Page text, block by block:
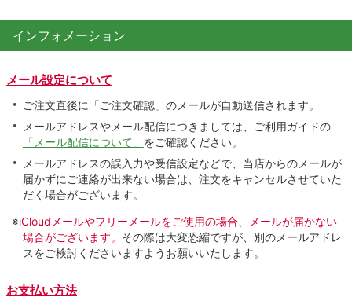
インフォメーション
メール設定について
ご注文直後に「ご注文確認」のメールが自動送信されます。
メールアドレスやメール配信につきましては、ご利用ガイドの
「メール配信について」 をご確認ください。
メールアドレスの誤入力や受信設定などで、当店からのメールが
届かずにご連絡が出来ない場合は、注文をキャンセルさせていた
だく場合がございます。
※iCloudメールやフリーメールをご使用の場合、メールが届かない
場合がございます。 その際は大変恐縮ですが、別のメールアドレ
スをご検討くださいますようお願いいたします。
お支払い方法